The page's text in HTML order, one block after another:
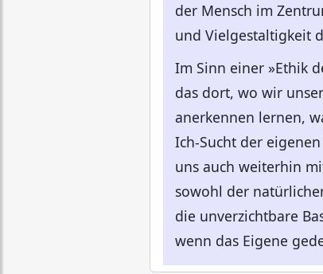
der Mensch im
und Vielgestaltigkeit
Im Sinn einer »Ethik
das dort, wo wir
anerkennen lernen,
Ich-Sucht der
uns auch weiterhin
sowohl der
die unverzichtbare
wenn das Eigene